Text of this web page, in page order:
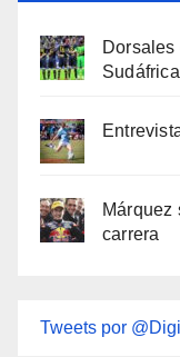
Dorsales
Márquez
carrera
Tweets por